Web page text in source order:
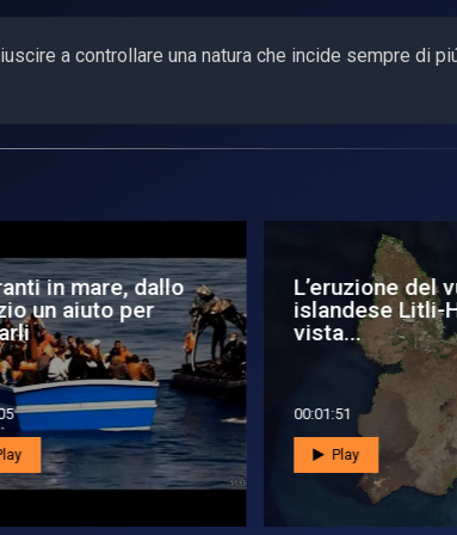
a controllare una natura che incide sempre di
mare, dallo
aiuto per
L’eruzione del vulcano
islandese Litli-Hrútur
vista...
00:01:51